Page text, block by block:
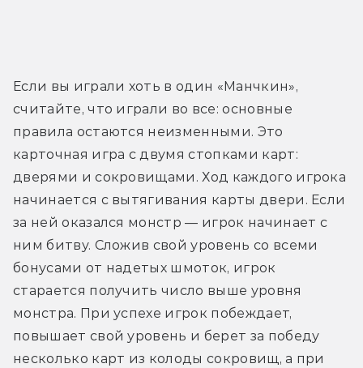
Если вы играли хоть в один «Манчкин»,
считайте, что играли во все: основные
правила остаются неизменными. Это
карточная игра с двумя стопками карт:
дверями и сокровищами. Ход каждого игрока
начинается с вытягивания карты двери. Если
за ней оказался монстр — игрок начинает с
ним битву. Сложив свой уровень со всеми
бонусами от надетых шмоток, игрок
старается получить число выше уровня
монстра. При успехе игрок побеждает,
повышает свой уровень и берет за победу
несколько карт из колоды сокровищ, а при